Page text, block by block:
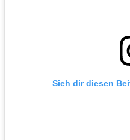
Sieh dir diesen